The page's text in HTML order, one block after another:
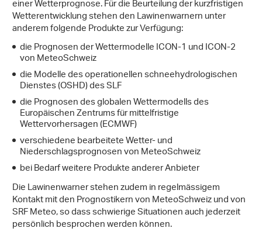
einer Wetterprognose. Für die Beurteilung der kurzfristigen
Wetterentwicklung stehen den Lawinenwarnern unter
anderem folgende Produkte zur Verfügung:
die Prognosen der Wettermodelle ICON-1 und ICON-2
von MeteoSchweiz
die Modelle des operationellen schneehydrologischen
Dienstes (OSHD) des SLF
die Prognosen des globalen Wettermodells des
Europäischen Zentrums für mittelfristige
Wettervorhersagen (ECMWF)
verschiedene bearbeitete Wetter- und
Niederschlagsprognosen von MeteoSchweiz
bei Bedarf weitere Produkte anderer Anbieter
Die Lawinenwarner stehen zudem in regelmässigem
Kontakt mit den Prognostikern von MeteoSchweiz und von
SRF Meteo, so dass schwierige Situationen auch jederzeit
persönlich besprochen werden können.